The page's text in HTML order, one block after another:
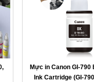
Mực in Canon GI-790
Ink Cartridge (GI-